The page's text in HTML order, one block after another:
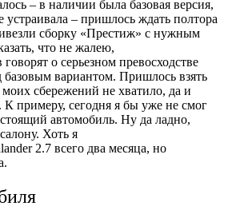
– в наличии была базовая версия,
устраивала – пришлось ждать полтора
сборку «Престиж» с нужным
что не жалею,
о серьезном превосходстве
вариантом. Пришлось взять
сбережений не хватило, да и
К примеру, сегодня я бы уже не смог
автомобиль. Ну да ладно,
Хоть я
2.7 всего два месяца, но